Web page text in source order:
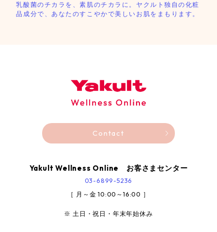
乳酸菌のチカラを、素肌のチカラに。 ヤクルト独自の化粧
品成分で、あなたのすこやかで美しいお肌をまもります。
Contact
Yakult Wellness Online お客さまセンター
03-6899-5236
［ 月～金 10:00～16:00 ］
※ 土日・祝日・年末年始休み